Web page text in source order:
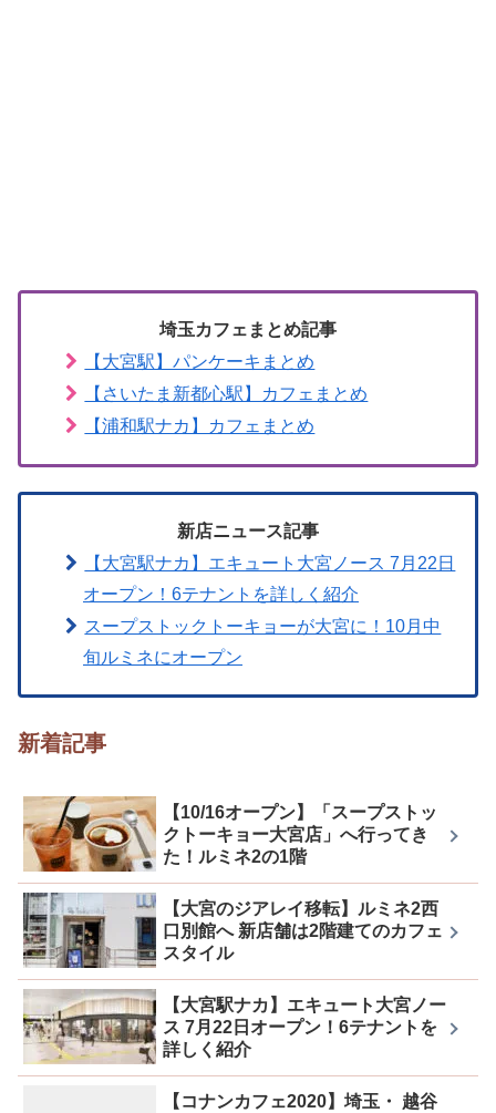
埼玉カフェまとめ記事
【大宮駅】パンケーキまとめ
【さいたま新都心駅】カフェまとめ
【浦和駅ナカ】カフェまとめ
新店ニュース記事
【大宮駅ナカ】エキュート大宮ノース 7月22日
オープン！6テナントを詳しく紹介
スープストックトーキョーが大宮に！10月中
旬ルミネにオープン
新着記事
【10/16オープン】「スープストッ
クトーキョー大宮店」へ行ってき
た！ルミネ2の1階
【大宮のジアレイ移転】ルミネ2西
口別館へ 新店舗は2階建てのカフェ
スタイル
【大宮駅ナカ】エキュート大宮ノー
ス 7月22日オープン！6テナントを
詳しく紹介
【コナンカフェ2020】埼玉・ 越谷